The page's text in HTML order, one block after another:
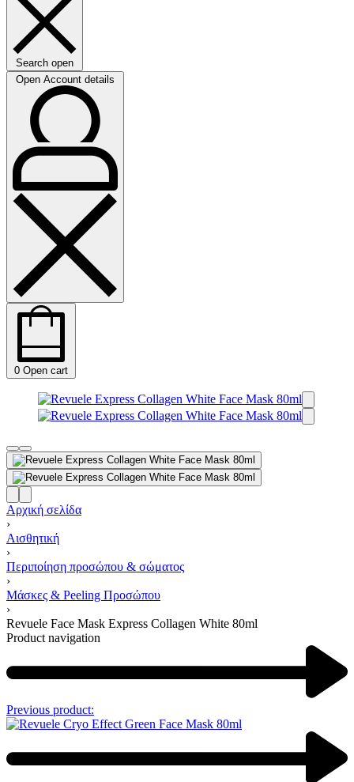
Search open
Open Account details
0 Open cart
Αρχική σελίδα
›
Αισθητική
›
Περιποίηση προσώπου & σώματος
›
Μάσκες & Peeling Προσώπου
›
Revuele Face Mask Express Collagen White 80ml
Product navigation
Previous product: